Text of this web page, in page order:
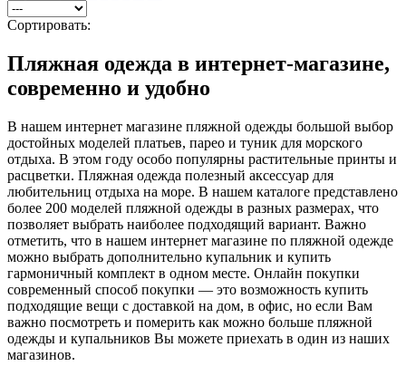
Сортировать:
Пляжная одежда в интернет-магазине,
современно и удобно
В нашем интернет магазине пляжной одежды большой выбор
достойных моделей платьев, парео и туник для морского
отдыха. В этом году особо популярны растительные принты и
расцветки. Пляжная одежда полезный аксессуар для
любительниц отдыха на море. В нашем каталоге представлено
более 200 моделей пляжной одежды в разных размерах, что
позволяет выбрать наиболее подходящий вариант. Важно
отметить, что в нашем интернет магазине по пляжной одежде
можно выбрать дополнительно купальник и купить
гармоничный комплект в одном месте. Онлайн покупки
современный способ покупки — это возможность купить
подходящие вещи с доставкой на дом, в офис, но если Вам
важно посмотреть и померить как можно больше пляжной
одежды и купальников Вы можете приехать в один из наших
магазинов.